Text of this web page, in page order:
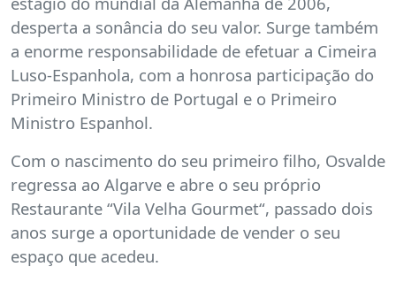
desperta a sonância do seu valor. Surge também
a enorme responsabilidade de efetuar a Cimeira
Luso-Espanhola, com a honrosa participação do
Primeiro Ministro de Portugal e o Primeiro
Ministro Espanhol.
Com o nascimento do seu primeiro filho, Osvalde
regressa ao Algarve e abre o seu próprio
Restaurante “Vila Velha Gourmet“, passado dois
anos surge a oportunidade de vender o seu
espaço que acedeu.